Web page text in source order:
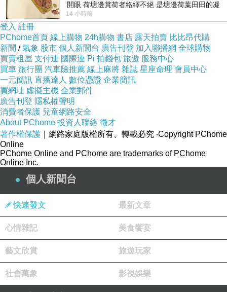
開眼 荷塘邊賞荷者絡繹不絕 是塘邊荷葉田田的凝
望 風中飄逸的是映日荷花別樣紅
14 小時前
登入 註冊
PChome首頁 線上購物 24h購物 書店 露天拍賣 比比昂代購
新聞 /氣象 股市 個人新聞台 廣告刊登 加入聯播網 全球購物
買賣租屋 支付連 國際連 Pi 拍錢包 旅遊 服務中心
買車 旅行團 汽車險推薦 線上麻將 雜誌 星座命理 會員中心
一元簡訊 直播達人 數位憑證 企業簡訊
買網址 虛擬主機 企業郵件
廣告刊登 隱私權聲明
消費者保護 兒童網路安全
About PChome 投資人聯絡 徵才
著作權保護 ｜網路家庭版權所有、轉載必究 ‧Copyright PChome
Online
PChome Online and PChome are trademarks of PChome
Online Inc.
個人新聞台
快速發文 最新文章
心情雜記 美食饗宴
藝文欣賞 旅遊玩家
社會萬象 影視娛樂